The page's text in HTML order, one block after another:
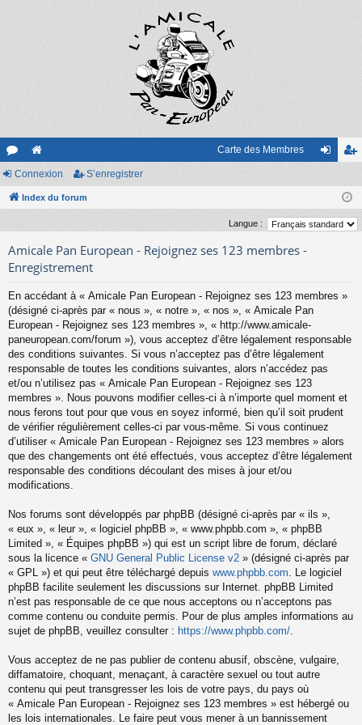
or
u
s
e
sit
Carte des Membres
xi
nr
eg
Connexion S’enregistrer
Index du forum
Langue :
Amicale Pan European - Rejoignez ses 123 membres -
Enregistrement
En accédant à « Amicale Pan European - Rejoignez ses 123 membres »
(désigné ci-après par « nous », « notre », « nos », « Amicale Pan
European - Rejoignez ses 123 membres », « http://www.amicale-
paneuropean.com/forum »), vous acceptez d’être légalement responsable
des conditions suivantes. Si vous n’acceptez pas d’être légalement
responsable de toutes les conditions suivantes, alors n’accédez pas
et/ou n’utilisez pas « Amicale Pan European - Rejoignez ses 123
membres ». Nous pouvons modifier celles-ci à n’importe quel moment et
nous ferons tout pour que vous en soyez informé, bien qu’il soit prudent
de vérifier régulièrement celles-ci par vous-même. Si vous continuez
d’utiliser « Amicale Pan European - Rejoignez ses 123 membres » alors
que des changements ont été effectués, vous acceptez d’être légalement
responsable des conditions découlant des mises à jour et/ou
modifications.
Nos forums sont développés par phpBB (désigné ci-après par « ils »,
« eux », « leur », « logiciel phpBB », « www.phpbb.com », « phpBB
Limited », « Équipes phpBB ») qui est un script libre de forum, déclaré
sous la licence « GNU General Public License v2 » (désigné ci-après par
« GPL ») et qui peut être téléchargé depuis www.phpbb.com . Le logiciel
phpBB facilite seulement les discussions sur Internet. phpBB Limited
n’est pas responsable de ce que nous acceptons ou n’acceptons pas
comme contenu ou conduite permis. Pour de plus amples informations au
sujet de phpBB, veuillez consulter : https://www.phpbb.com/
Vous acceptez de ne pas publier de contenu abusif, obscène, vulgaire,
diffamatoire, choquant, menaçant, à caractère sexuel ou tout autre
contenu qui peut transgresser les lois de votre pays, du pays où
« Amicale Pan European - Rejoignez ses 123 membres » est hébergé ou
les lois internationales. Le faire peut vous mener à un bannissement